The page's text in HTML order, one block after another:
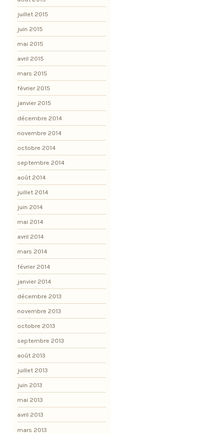
juillet 2015
juin 2015
mai 2015
avril 2015
mars 2015
février 2015
janvier 2015
décembre 2014
novembre 2014
octobre 2014
septembre 2014
août 2014
juillet 2014
juin 2014
mai 2014
avril 2014
mars 2014
février 2014
janvier 2014
décembre 2013
novembre 2013
octobre 2013
septembre 2013
août 2013
juillet 2013
juin 2013
mai 2013
avril 2013
mars 2013